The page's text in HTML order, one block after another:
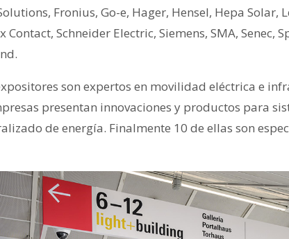
Fronius, Go-e, Hager, Hensel, Hepa Solar,
Contact, Schneider Electric, Siemens, SMA, Senec,
son expertos en movilidad eléctrica e
presentan innovaciones y productos para
de energía. Finalmente 10 de ellas son